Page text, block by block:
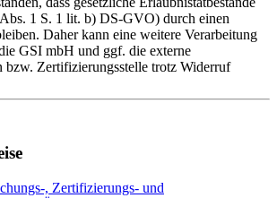
1 S. 1 lit. b) DS-GVO) durch einen
Daher kann eine weitere Verarbeitung
GSI mbH und ggf. die externe
bzw. Zertifizierungsstelle trotz Widerruf
, Zertifizierungs- und